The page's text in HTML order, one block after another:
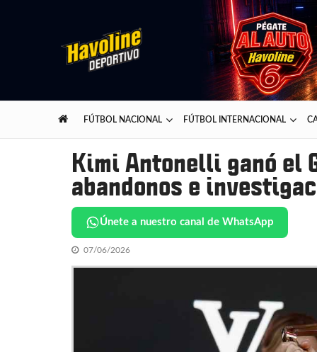
Lo mejor del deporte presentado por Havoline
FÚTBOL NACIONAL FÚTBOL INTERNACIONAL
Kimi Antonelli ganó el
abandonos e
Únete a nuestro canal de WhatsApp
07/06/2026